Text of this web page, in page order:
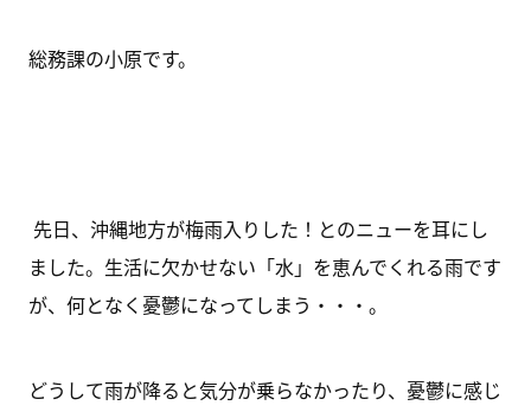
総務課の小原です。
先日、沖縄地方が梅雨入りした！とのニューを耳にし
ました。生活に欠かせない「水」を恵んでくれる雨です
が、何となく憂鬱になってしまう・・・。
どうして雨が降ると気分が乗らなかったり、憂鬱に感じ